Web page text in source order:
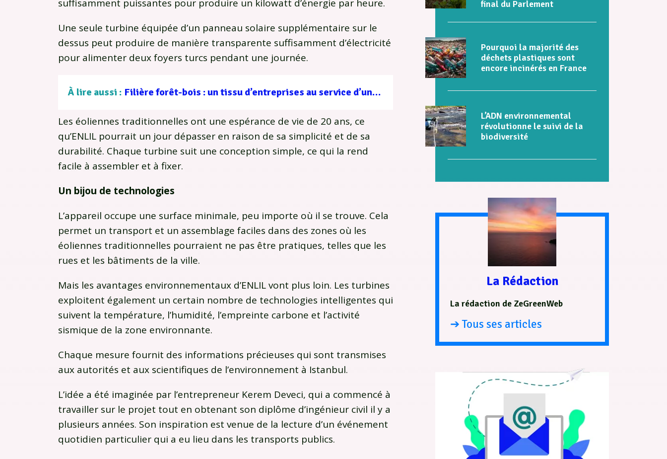
suffisamment puissantes pour produire un kilowatt d’énergie par heure.
Une seule turbine équipée d’un panneau solaire supplémentaire sur le
dessus peut produire de manière transparente suffisamment d’électricité
pour alimenter deux foyers turcs pendant une journée.
À lire aussi : Filière forêt-bois : un tissu d’entreprises au service d’une gestion durable
Les éoliennes traditionnelles ont une espérance de vie de 20 ans, ce
qu’ENLIL pourrait un jour dépasser en raison de sa simplicité et de sa
durabilité. Chaque turbine suit une conception simple, ce qui la rend
facile à assembler et à fixer.
Un bijou de technologies
L’appareil occupe une surface minimale, peu importe où il se trouve. Cela
permet un transport et un assemblage faciles dans des zones où les
éoliennes traditionnelles pourraient ne pas être pratiques, telles que les
rues et les bâtiments de la ville.
Mais les avantages environnementaux d’ENLIL vont plus loin. Les turbines
exploitent également un certain nombre de technologies intelligentes qui
suivent la température, l’humidité, l’empreinte carbone et l’activité
sismique de la zone environnante.
Chaque mesure fournit des informations précieuses qui sont transmises
aux autorités et aux scientifiques de l’environnement à Istanbul.
L’idée a été imaginée par l’entrepreneur Kerem Deveci, qui a commencé à
travailler sur le projet tout en obtenant son diplôme d’ingénieur civil il y a
plusieurs années. Son inspiration est venue de la lecture d’un événement
quotidien particulier qui a eu lieu dans les transports publics.
final du Parlement
Pourquoi la majorité des
déchets plastiques sont
encore incinérés en France
L’ADN environnemental
révolutionne le suivi de la
biodiversité
La Rédaction
La rédaction de ZeGreenWeb
➔ Tous ses articles